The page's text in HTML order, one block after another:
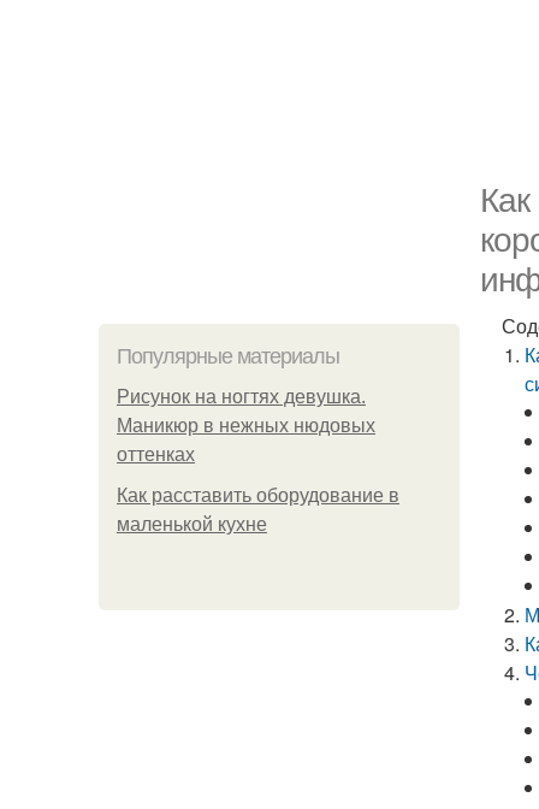
Популярные материалы
Рисунок на ногтях девушка.
Маникюр в нежных нюдовых
оттенках
Как расставить оборудование в
маленькой кухне